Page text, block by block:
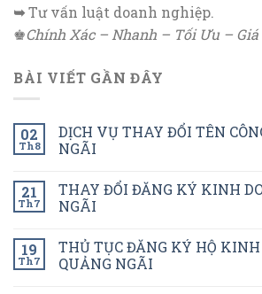
➥Tư vấn luật doanh nghiệp.
♚Chính Xác – Nhanh – Tối Ưu – Giá
BÀI VIẾT GẦN ĐÂY
02
Th8
DỊCH VỤ THAY ĐỔI TÊN
NGÃI
21
Th7
THAY ĐỔI ĐĂNG KÝ KINH
NGÃI
19
Th7
THỦ TỤC ĐĂNG KÝ HỘ
QUẢNG NGÃI